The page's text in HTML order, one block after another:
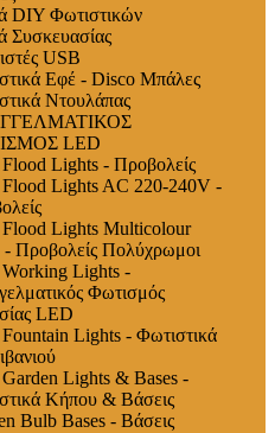
DIY Φωτιστικών
Συσκευασίας
USB
Εφέ - Disco Μπάλες
Ντουλάπας
LED
Lights - Προβολείς
Lights AC 220-240V -
Lights Multicolour
Προβολείς Πολύχρωμοι
Lights -
Φωτισμός
LED
Lights - Φωτιστικά
Lights & Bases -
Κήπου & Βάσεις
Bulb Bases - Βάσεις